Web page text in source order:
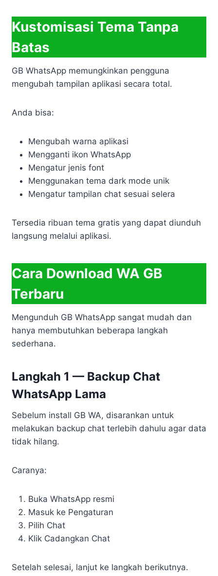
Kustomisasi Tema Tanpa
Batas
GB WhatsApp memungkinkan pengguna
mengubah tampilan aplikasi secara total.
Anda bisa:
Mengubah warna aplikasi
Mengganti ikon WhatsApp
Mengatur jenis font
Menggunakan tema dark mode unik
Mengatur tampilan chat sesuai selera
Tersedia ribuan tema gratis yang dapat diunduh
langsung melalui aplikasi.
Cara Download WA GB
Terbaru
Mengunduh GB WhatsApp sangat mudah dan
hanya membutuhkan beberapa langkah
sederhana.
Langkah 1 — Backup Chat
WhatsApp Lama
Sebelum install GB WA, disarankan untuk
melakukan backup chat terlebih dahulu agar data
tidak hilang.
Caranya:
Buka WhatsApp resmi
Masuk ke Pengaturan
Pilih Chat
Klik Cadangkan Chat
Setelah selesai, lanjut ke langkah berikutnya.